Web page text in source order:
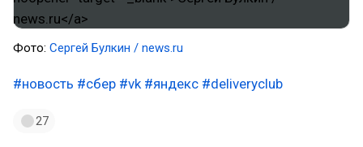
Фото: Сергей Булкин / news.ru
#новость #сбер #vk #яндекс #deliveryclub
27